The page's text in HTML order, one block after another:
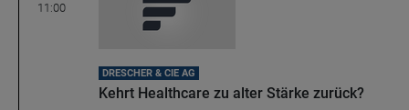
11:00
DRESCHER & CIE AG
Kehrt Healthcare zu alter Stärke zurück?